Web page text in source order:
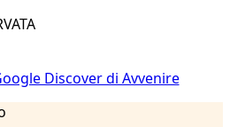
Discover di Avvenire